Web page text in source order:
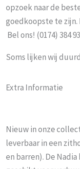
opzoek naar de
goedkoopste te
Bel ons! (0174) 384
Soms lijken wij
Extra Informatie
Nieuw in onze
leverbaar in een
en barren). De